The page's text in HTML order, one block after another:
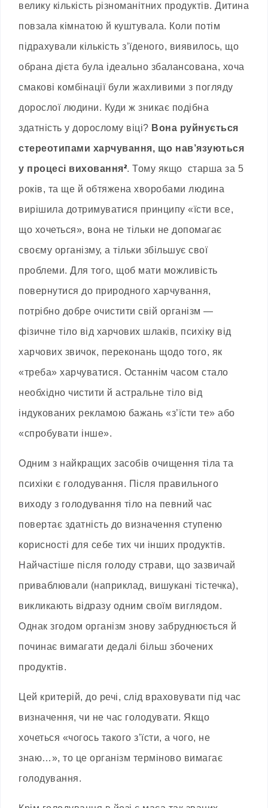
велику кількість різноманітних продуктів. Дитина
повзала кімнатою й куштувала. Коли потім
підрахували кількість з’їденого, виявилось, що
обрана дієта була ідеально збалансована, хоча
смакові комбінації були жахливими з погляду
дорослої людини. Куди ж зникає подібна
здатність у дорослому віці? Вона руйнується
стереотипами харчування, що нав’язуються
у процесі виховання². Тому якщо старша за 5
років, та ще й обтяжена хворобами людина
вирішила дотримуватися принципу «їсти все,
що хочеться», вона не тільки не допомагає
своєму організму, а тільки збільшує свої
проблеми. Для того, щоб мати можливість
повернутися до природного харчування,
потрібно добре очистити свій організм —
фізичне тіло від харчових шлаків, психіку від
харчових звичок, переконань щодо того, як
«треба» харчуватися. Останнім часом стало
необхідно чистити й астральне тіло від
індукованих рекламою бажань «з’їсти те» або
«спробувати інше».
Одним з найкращих засобів очищення тіла та
психіки є голодування. Після правильного
виходу з голодування тіло на певний час
повертає здатність до визначення ступеню
корисності для себе тих чи інших продуктів.
Найчастіше після голоду страви, що зазвичай
приваблювали (наприклад, вишукані тістечка),
викликають відразу одним своїм виглядом.
Однак згодом організм знову забруднюється й
починає вимагати дедалі більш збочених
продуктів.
Цей критерій, до речі, слід враховувати під час
визначення, чи не час голодувати. Якщо
хочеться «чогось такого з’їсти, а чого, не
знаю…», то це організм терміново вимагає
голодування.